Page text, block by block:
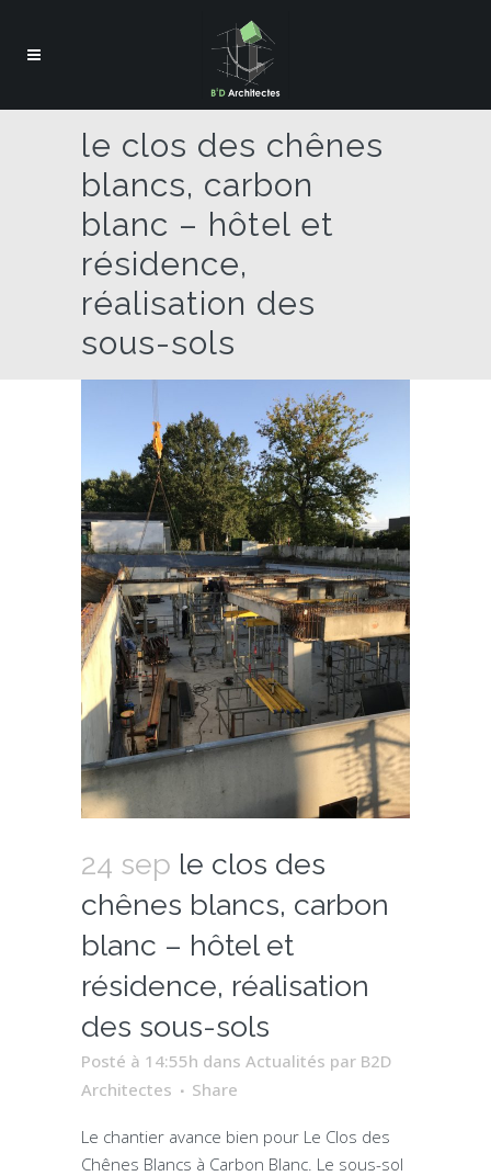
le clos des chênes
blancs, carbon
blanc – hôtel et
résidence,
réalisation des
sous-sols
24 sep le clos des
chênes blancs, carbon
blanc – hôtel et
résidence, réalisation
des sous-sols
Posté à 14:55h dans Actualités par B2D
Architectes
Share
Le chantier avance bien pour Le Clos des
Chênes Blancs à Carbon Blanc. Le sous-sol